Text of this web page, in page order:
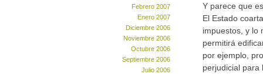
Y parece que
El Estado
impuestos, y lo
permitirá
por ejemplo,
perjudicial para
Febrero 2007
Enero 2007
Diciembre 2006
Noviembre 2006
Octubre 2006
Septiembre 2006
Julio 2006